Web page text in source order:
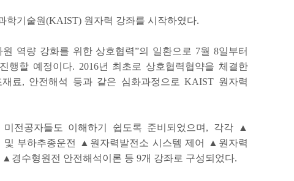
학기술원(KAIST) 원자력 강좌를 시작하였다.
역량 강화를 위한 상호협력”의 일환으로 7월 8일부터
행할 예정이다. 2016년 최초로 상호협력협약을 체결한
료, 안전해석 등과 같은 심화과정으로 KAIST 원자력
전공자들도 이해하기 쉽도록 준비되었으며, 각각 ▲
부하추종운전 ▲원자력발전소 시스템 제어 ▲원자력
수형원전 안전해석이론 등 9개 강좌로 구성되었다.